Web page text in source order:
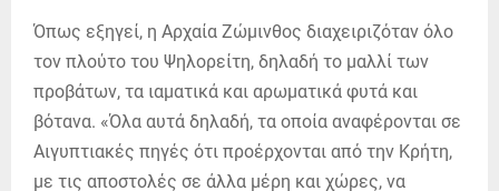
Όπως εξηγεί, η Αρχαία Ζώμινθος διαχειριζόταν όλο
τον πλούτο του Ψηλορείτη, δηλαδή το μαλλί των
προβάτων, τα ιαματικά και αρωματικά φυτά και
βότανα. «Όλα αυτά δηλαδή, τα οποία αναφέρονται σε
Αιγυπτιακές πηγές ότι προέρχονται από την Κρήτη,
με τις αποστολές σε άλλα μέρη και χώρες, να